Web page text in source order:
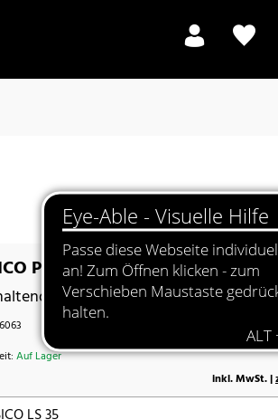
Suchen
Premium LS 35 anthrazit
Eleganz
Auf Lager
inkl. MwSt. |